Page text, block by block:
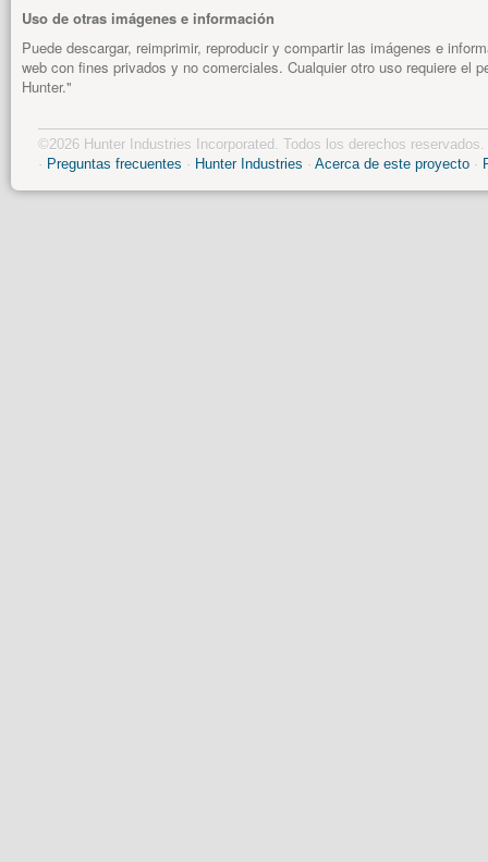
Uso de otras imágenes e información
Puede descargar, reimprimir, reproducir y compartir las imágenes e
web con fines privados y no comerciales. Cualquier otro uso requiere el
Hunter."
©2026 Hunter Industries Incorporated. Todos los derechos reservados.
· Preguntas frecuentes · Hunter Industries · Acerca de este proyecto ·